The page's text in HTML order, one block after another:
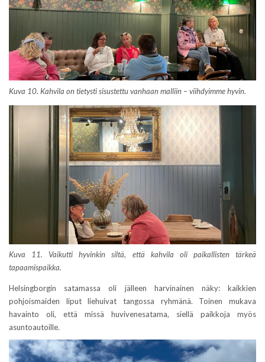
Kuva 10. Kahvila on tietysti sisustettu vanhaan malliin – viihdyimme hyvin.
Kuva 11. Vaikutti hyvinkin siltä, että kahvila oli paikallisten tärkeä
tapaamispaikka.
Helsingborgin satamassa oli jälleen harvinainen näky: kaikkien
pohjoismaiden liput liehuivat tangossa ryhmänä. Toinen mukava
havainto oli, että missä huvivenesatama, siellä paikkoja myös
asuntoautoille.